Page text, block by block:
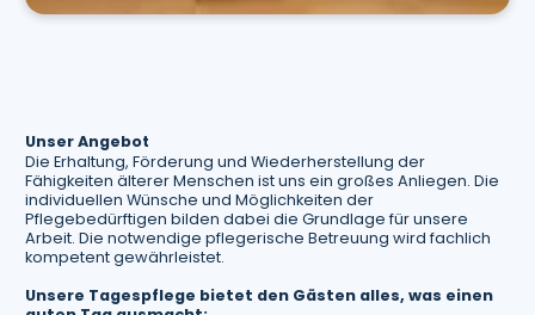
Unser Angebot
Die Erhaltung, Förderung und Wiederherstellung der
Fähigkeiten älterer Menschen ist uns ein großes Anliegen. Die
individuellen Wünsche und Möglichkeiten der
Pflegebedürftigen bilden dabei die Grundlage für unsere
Arbeit. Die notwendige pflegerische Betreuung wird fachlich
kompetent gewährleistet.
Unsere Tagespflege bietet den Gästen alles, was einen